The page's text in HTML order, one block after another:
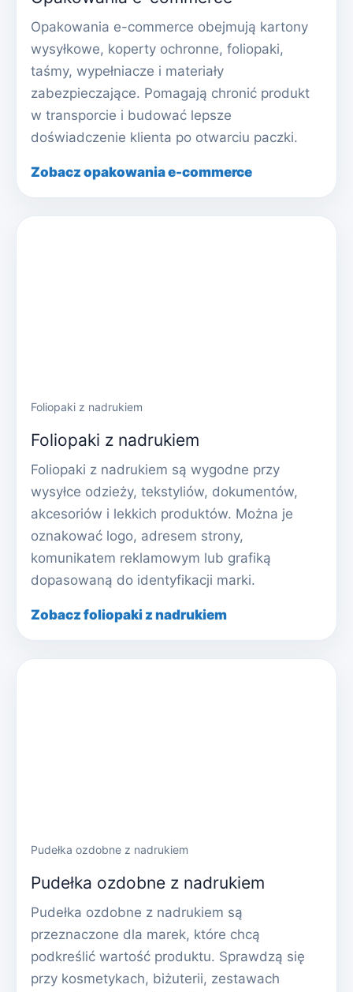
Opakowania e-commerce obejmują kartony
wysyłkowe, koperty ochronne, foliopaki,
taśmy, wypełniacze i materiały
zabezpieczające. Pomagają chronić produkt
w transporcie i budować lepsze
doświadczenie klienta po otwarciu paczki.
Zobacz opakowania e-commerce
Foliopaki z nadrukiem
Foliopaki z nadrukiem
Foliopaki z nadrukiem są wygodne przy
wysyłce odzieży, tekstyliów, dokumentów,
akcesoriów i lekkich produktów. Można je
oznakować logo, adresem strony,
komunikatem reklamowym lub grafiką
dopasowaną do identyfikacji marki.
Zobacz foliopaki z nadrukiem
Pudełka ozdobne z nadrukiem
Pudełka ozdobne z nadrukiem
Pudełka ozdobne z nadrukiem są
przeznaczone dla marek, które chcą
podkreślić wartość produktu. Sprawdzą się
przy kosmetykach, biżuterii, zestawach